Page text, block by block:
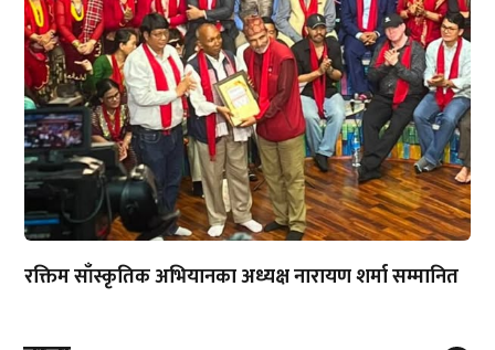
रक्तिम साँस्कृतिक अभियानका अध्यक्ष नारायण शर्मा सम्मानित